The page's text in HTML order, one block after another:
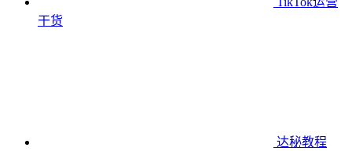
干货
达秘教程